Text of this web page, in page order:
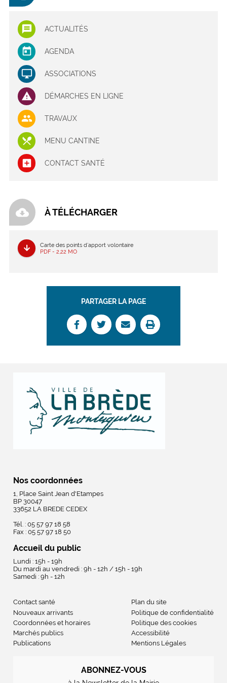
ACTUALITÉS
AGENDA
ASSOCIATIONS
DÉMARCHES EN LIGNE
TRAVAUX
MENU CANTINE
CONTACT SANTÉ
cloud_download À TÉLÉCHARGER
Carte des points d’apport volontaire
PDF - 2,22 MO
PARTAGER LA PAGE
Nos coordonnées
1, Place Saint Jean d'Etampes
BP 30047
33652 LA BREDE CEDEX
Tél. : 05 57 97 18 58
Fax : 05 57 97 18 50
Accueil du public
Lundi : 15h - 19h
Du mardi au vendredi : 9h - 12h / 15h - 19h
Samedi : 9h - 12h
Contact santé
Nouveaux arrivants
Coordonnées et horaires
Marchés publics
Publications
Plan du site
Politique de confidentialité
Politique des cookies
Accessibilité
Mentions Légales
ABONNEZ-VOUS